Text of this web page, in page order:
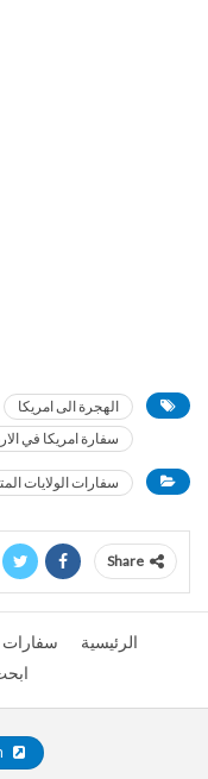
الهجرة الى امريكا
سفارة امريكا في
سفارات الولايات
Share
الرئيسية سفارات